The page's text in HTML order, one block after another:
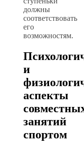
должны
соответствовать
его
возможностям.
и
аспекты
занятий
спортом